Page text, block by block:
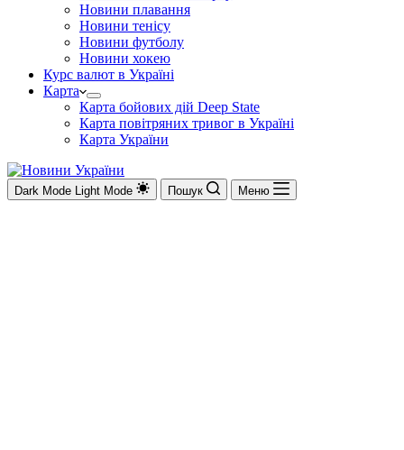
Новини плавання
Новини тенісу
Новини футболу
Новини хокею
Курс валют в Україні
Карта
Карта бойових дій Deep State
Карта повітряних тривог в Україні
Карта України
Dark Mode Light Mode Пошук Меню